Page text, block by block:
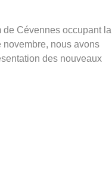
de Cévennes occupant la
novembre, nous avons
des nouveaux